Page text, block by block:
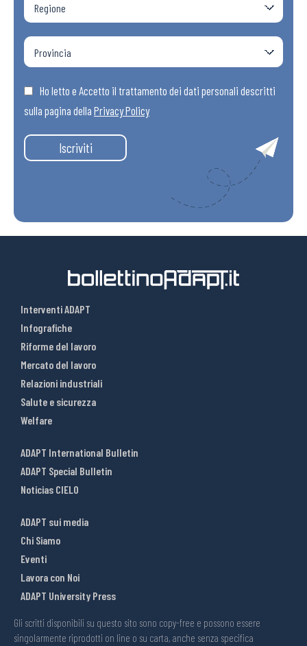
Ho letto e Accetto il trattamento dei dati personali descritti
sulla pagina della Privacy Policy
Iscriviti
Interventi ADAPT
Infografiche
Riforme del lavoro
Mercato del lavoro
Relazioni industriali
Salute e sicurezza
Welfare
ADAPT International Bulletin
ADAPT Special Bulletin
Noticias CIELO
ADAPT sui media
Chi Siamo
Eventi
Lavora con Noi
ADAPT University Press
Gli scritti disponibili su questo sito sono copy-free e possono essere
singolarmente riprodotti on line o su carta, anche senza specifica